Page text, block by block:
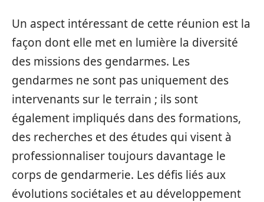
Un aspect intéressant de cette réunion est la
façon dont elle met en lumière la diversité
des missions des gendarmes. Les
gendarmes ne sont pas uniquement des
intervenants sur le terrain ; ils sont
également impliqués dans des formations,
des recherches et des études qui visent à
professionnaliser toujours davantage le
corps de gendarmerie. Les défis liés aux
évolutions sociétales et au développement